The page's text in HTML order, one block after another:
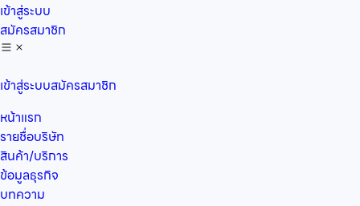
เข้าสู่ระบบ
สมัครสมาชิก
เข้าสู่ระบบสมัครสมาชิก
หน้าแรก
รายชื่อบริษัท
สินค้า/บริการ
ข้อมูลธุรกิจ
บทความ